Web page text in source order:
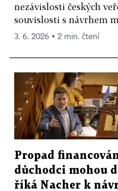
nezávislosti českých
souvislosti s návrhem
3. 6. 2026 ▪ 2 min. čtení
Propad
důchodci mohou
říká Nacher k